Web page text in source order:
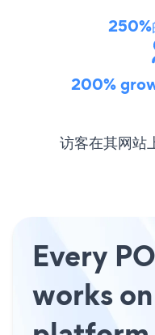
250%
200%
访客在其网站
Every
works